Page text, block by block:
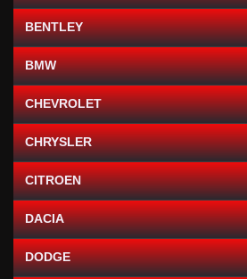
BENTLEY
BMW
CHEVROLET
CHRYSLER
CITROEN
DACIA
DODGE